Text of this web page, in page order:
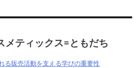
メティックス=ともだち
る販売活動を支える学びの重要性